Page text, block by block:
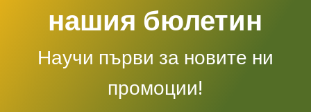
нашия бюлетин
Научи първи за новите ни
промоции!